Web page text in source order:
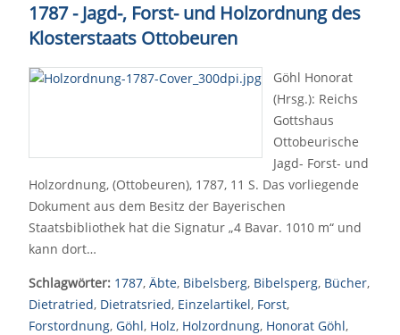
1787 - Jagd-, Forst- und Holzordnung des
Klosterstaats Ottobeuren
Göhl Honorat
(Hrsg.): Reichs
Gottshaus
Ottobeurische
Jagd- Forst- und
Holzordnung, (Ottobeuren), 1787, 11 S. Das vorliegende
Dokument aus dem Besitz der Bayerischen
Staatsbibliothek hat die Signatur „4 Bavar. 1010 m“ und
kann dort…
Schlagwörter: 1787, Äbte, Bibelsberg, Bibelsperg, Bücher,
Dietratried, Dietratsried, Einzelartikel, Forst,
Forstordnung, Göhl, Holz, Holzordnung, Honorat Göhl,